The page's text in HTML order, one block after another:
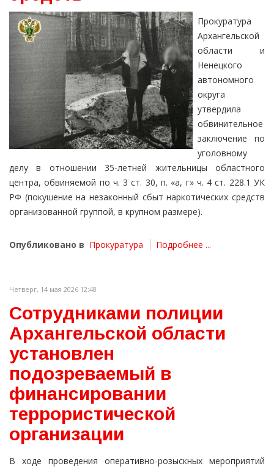
Прокуратура
Архангельской
области и
Ненецкого
автономного
округа
утвердила
обвинительное
заключение по
уголовному
делу в отношении 35-летней жительницы областного
центра, обвиняемой по ч. 3 ст. 30, п. «а, г» ч. 4 ст. 228.1 УК
РФ (покушение на незаконный сбыт наркотических средств
организованной группой, в крупном размере).
Опубликовано в Прокуратура Подробнее ...
Четверг, 14 мая 2026 12:48
Сотрудниками полиции
Архангельской области
установлен
подозреваемый в
финансировании
террористической
организации
В ходе проведения оперативно-розыскных мероприятий